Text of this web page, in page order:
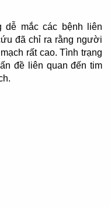
mắc các bệnh liên
đã chỉ ra rằng người
rất cao. Tình trạng
đề liên quan đến tim